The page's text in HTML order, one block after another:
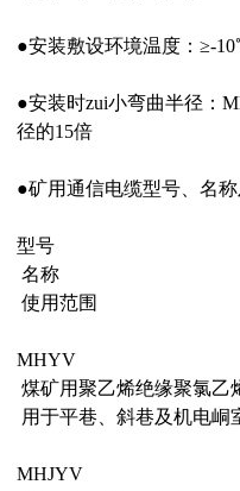
●安装敷设环境温度：≥-
●安装时zui小弯曲半径：
径的15倍
●矿用通信电缆型号、名
型号
名称
使用范围
MHYV
煤矿用聚乙烯绝缘聚氯乙
用于平巷、斜巷及机电峒
MHJYV